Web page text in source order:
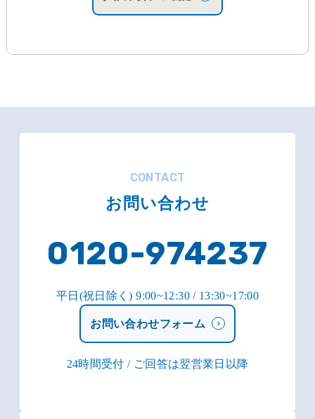
CONTACT
お問い合わせ
0120-974237
平日(祝日除く) 9:00~12:30 / 13:30~17:00
お問い合わせフォーム
24時間受付 / ご回答は翌営業日以降